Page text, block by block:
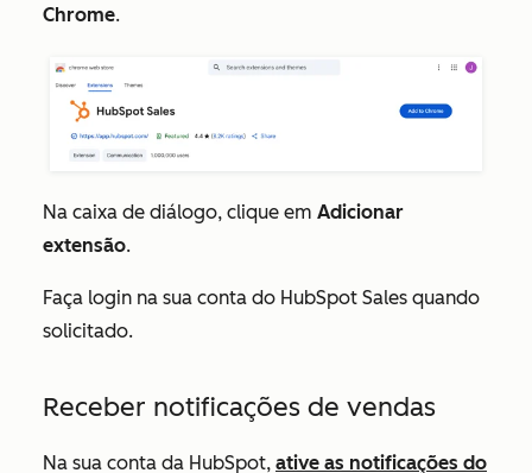
Chrome.
Na caixa de diálogo, clique em Adicionar
extensão.
Faça login na sua conta do HubSpot Sales quando
solicitado.
Receber notificações de vendas
Na sua conta da HubSpot, ative as notificações do